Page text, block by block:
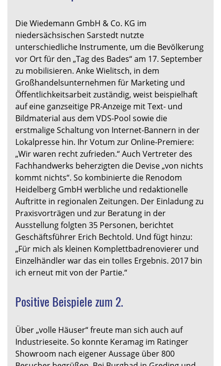
Die Wiedemann GmbH & Co. KG im
niedersächsischen Sarstedt nutzte
unterschiedliche Instrumente, um die Bevölkerung
vor Ort für den „Tag des Bades“ am 17. September
zu mobilisieren. Anke Wielitsch, in dem
Großhandelsunternehmen für Marketing und
Öffentlichkeitsarbeit zuständig, weist beispielhaft
auf eine ganzseitige PR-Anzeige mit Text- und
Bildmaterial aus dem VDS-Pool sowie die
erstmalige Schaltung von Internet-Bannern in der
Lokalpresse hin. Ihr Votum zur Online-Premiere:
„Wir waren recht zufrieden.“ Auch Vertreter des
Fachhandwerks beherzigten die Devise „von nichts
kommt nichts“. So kombinierte die Renodom
Heidelberg GmbH werbliche und redaktionelle
Auftritte in regionalen Zeitungen. Der Einladung zu
Praxisvorträgen und zur Beratung in der
Ausstellung folgten 35 Personen, berichtet
Geschäftsführer Erich Bechtold. Und fügt hinzu:
„Für mich als kleinen Komplettbadrenovierer und
Einzelhändler war das ein tolles Ergebnis. 2017 bin
ich erneut mit von der Partie.“
Positive Beispiele zum 2.
Über „volle Häuser“ freute man sich auch auf
Industrieseite. So konnte Keramag im Ratinger
Showroom nach eigener Aussage über 800